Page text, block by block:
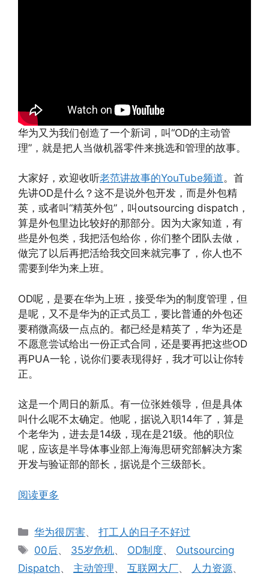
华为又为我们创造了一个新词，叫“OD的主动管
理”，就是把人当做机器零件来挑选和管理的故事。
大家好，欢迎收听老范讲故事的YouTube频道。首
先讲OD是什么？这不是说外包开发，而是外包精
英，或者叫“精英外包”，叫outsourcing dispatch，
算是外包里边比较好的那部分。因为大家知道，有
些是外包类，我把活包给你，你们整个团队去做，
做完了以后再把活给我交回来就完事了，你人也不
需要到华为来上班。
OD呢，是要在华为上班，接受华为的制度管理，但
是呢，又不是华为的正式员工，要比普通的外包还
要稍微高级一点点的。都已经是精英了，华为还是
不愿意尝试给出一份正式合同，还是要再把这些OD
再PUA一轮，说你们要表现得好，我才可以让你转
正。
这是一个周日的新瓜。有一位张姓领导，但是具体
叫什么呢不太确定。他呢，据说入职14年了，算是
个老华为，进去是14级，现在是21级。他的职位
呢，应该是半导体事业部上海海思研究部解决方案
开发与验证部的部长，据说是个三级部长。
阅读更多
分
类
华为很厉害、打工人的日子不好过
标
00后、 35岁危机、 OD制度、 Outsourcing
Dispatch、 主动管理、 互联网大厂、 人力资源、